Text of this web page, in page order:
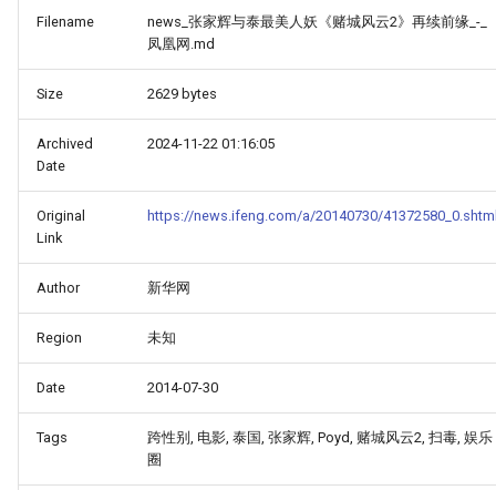
Filename
news_张家辉与泰最美人妖《赌城风云2》再续前缘_-_
凤凰网.md
Size 2629 bytes
Archived
Date
2024-11-22 01:16:05
Original
Link
https://news.ifeng.com/a/20140730/
Author 新华网
Region 未知
Date 2014-07-30
Tags
跨性别, 电影, 泰国, 张家辉, Poyd, 赌城风云2, 扫毒, 娱乐
圈